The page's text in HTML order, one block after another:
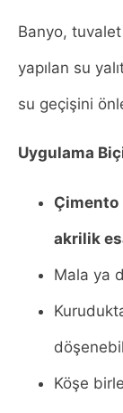
Banyo,
yapılan su
su geçişini
Uygulama
Çimento
akrilik
Mala ya
Köşe